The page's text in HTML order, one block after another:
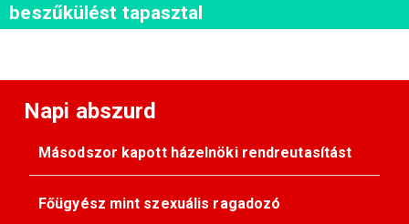
beszűkülést tapasztal
Napi abszurd
Másodszor kapott házelnöki rendreutasítást
Főügyész mint szexuális ragadozó